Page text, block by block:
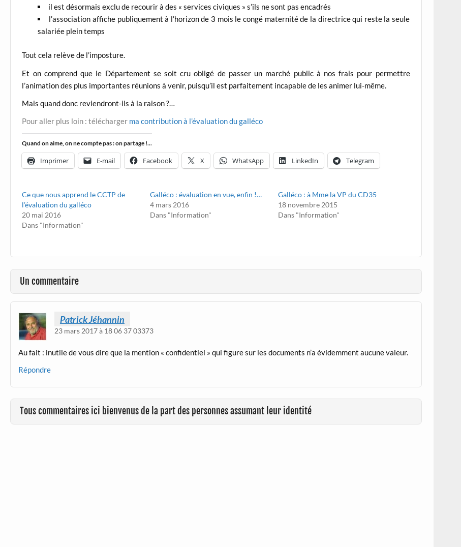
il est désormais exclu de recourir à des « services civiques » s’ils ne sont pas encadrés
l’association affiche publiquement à l’horizon de 3 mois le congé maternité de la directrice qui reste la seule
salariée plein temps
Tout cela relève de l’imposture.
Et on comprend que le Département se soit cru obligé de passer un marché public à nos frais pour permettre
l’animation des plus importantes réunions à venir, puisqu’il est parfaitement incapable de les animer lui-même.
Mais quand donc reviendront-ils à la raison ?…
Pour aller plus loin : télécharger ma contribution à l’évaluation du galléco
Quand on aime, on ne compte pas : on partage !...
Imprimer E-mail Facebook X WhatsApp LinkedIn Telegram
Ce que nous apprend le CCTP de
l’évaluation du galléco
20 mai 2016
Dans "Information"
Galléco : évaluation en vue, enfin !…
4 mars 2016
Dans "Information"
Galléco : à Mme la VP du CD35
18 novembre 2015
Dans "Information"
Un commentaire
Patrick Jéhannin
23 mars 2017 à 18 06 37 03373
Au fait : inutile de vous dire que la mention « confidentiel » qui figure sur les documents n’a évidemment aucune valeur.
Répondre
Tous commentaires ici bienvenus de la part des personnes assumant leur identité